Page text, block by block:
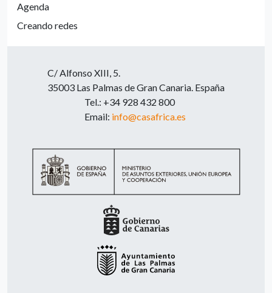
Agenda
Creando redes
C/ Alfonso XIII, 5.
35003 Las Palmas de Gran Canaria. España
Tel.: +34 928 432 800
Email: info@casafrica.es